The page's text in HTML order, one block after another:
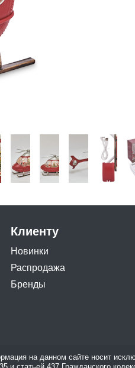
Клиенту
Новинки
Распродажа
Бренды
на данном сайте носит